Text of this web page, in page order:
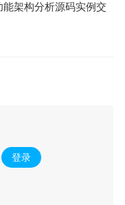
架构分析源码实例交
登录 。